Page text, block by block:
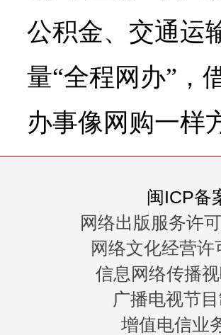
公积金、交通运
量“全程网办”，
办事像网购一样
闽ICP备
网络出版服务许
网络文化经营
信息网络传播
广播电视节
增值电信业